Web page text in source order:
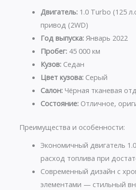
Двигатель:1.0 Turbo (125
привод (2WD)
Год выпуска:Январь 2022
Пробег:45 000 км
Кузов:Седан
Цвет кузова:Серый
Салон:Чёрная тканевая
Состояние:Отличное,
Преимущества и особенности:
Экономичный двигатель
расход топлива при
Современный дизайн с
элементами — стильный